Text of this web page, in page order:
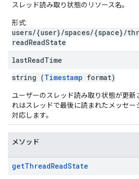
スレッド読み取り状態のリソース名。
形式:
users/{user}/spaces/{space}/
readReadState
lastReadTime
string (Timestamp format)
ユーザーのスレッド読み取り状態が更新
れはスレッドで最後に読まれたメッセー
対応します。
メソッド
getThreadReadState